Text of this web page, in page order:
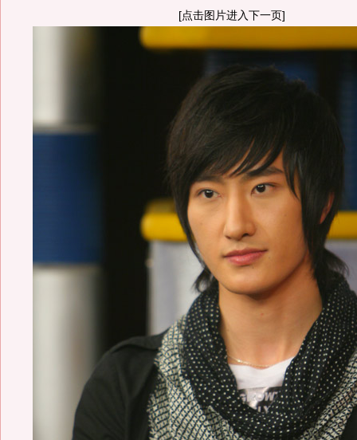
[点击图片进入下一页]